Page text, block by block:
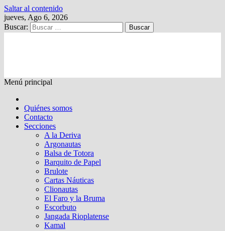
Saltar al contenido
jueves, Ago 6, 2026
Buscar:
Menú principal
Quiénes somos
Contacto
Secciones
A la Deriva
Argonautas
Balsa de Totora
Barquito de Papel
Brulote
Cartas Náuticas
Clionautas
El Faro y la Bruma
Escorbuto
Jangada Rioplatense
Kamal